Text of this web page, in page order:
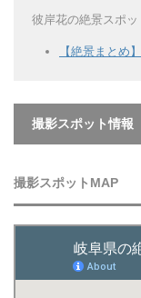
彼岸花の絶景スポ
【絶景まとめ
撮影スポット情報
撮影スポットMAP